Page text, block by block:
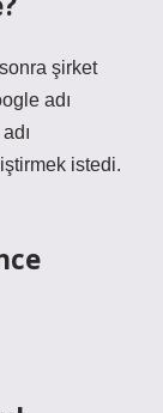
şirket
adı
istedi.